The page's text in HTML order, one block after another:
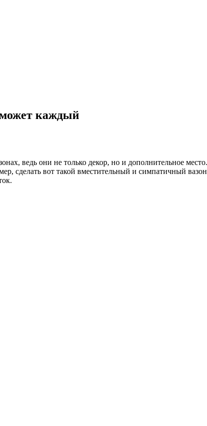
каждый
ведь они не только декор, но и дополнительное
сделать вот такой вместительный и симпатичный